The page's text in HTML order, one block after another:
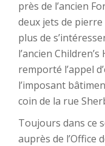
près de l’ancien
deux jets de pierre
plus de
l’ancien
remporté l’appel
l’imposant
coin de la rue
Toujours dans ce
auprès de l’Office